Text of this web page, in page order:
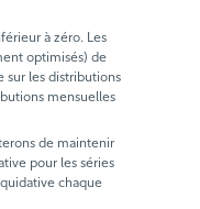
à zéro. Les
optimisés) de
sur les distributions
mensuelles
de maintenir
pour les séries
chaque